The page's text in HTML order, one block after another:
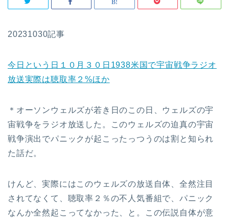
20231030記事
今日という日１０月３０日1938米国で宇宙戦争ラジオ
放送実際は聴取率２%ほか
＊オーソンウェルズが若き日のこの日、ウェルズの宇
宙戦争をラジオ放送した。このウェルズの迫真の宇宙
戦争演出でパニックが起こったっつうのは割と知られ
た話だ。
けんど、実際にはこのウェルズの放送自体、全然注目
されてなくて、聴取率２％の不人気番組で、パニック
なんか全然起こってなかった、と。この伝説自体が意